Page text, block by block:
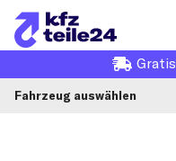
Gratis
Fahrzeug auswählen